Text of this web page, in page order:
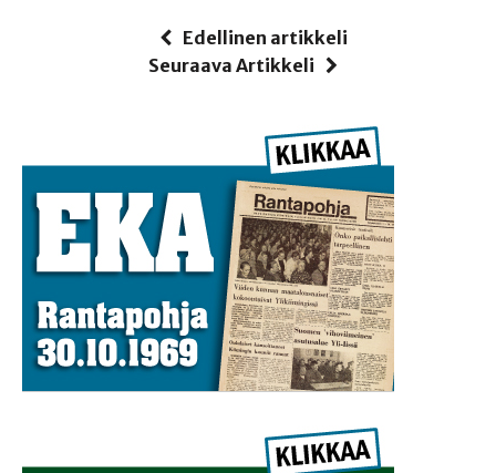
Edellinen artikkeli
Seuraava Artikkeli